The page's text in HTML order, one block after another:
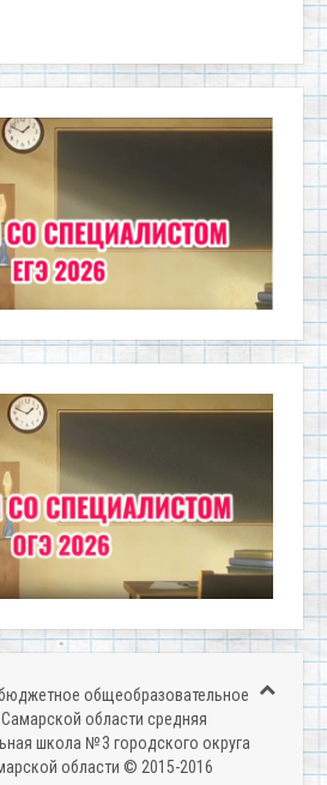
общеобразовательное
области средняя
школа № 3 городского округа
области © 2015-2016